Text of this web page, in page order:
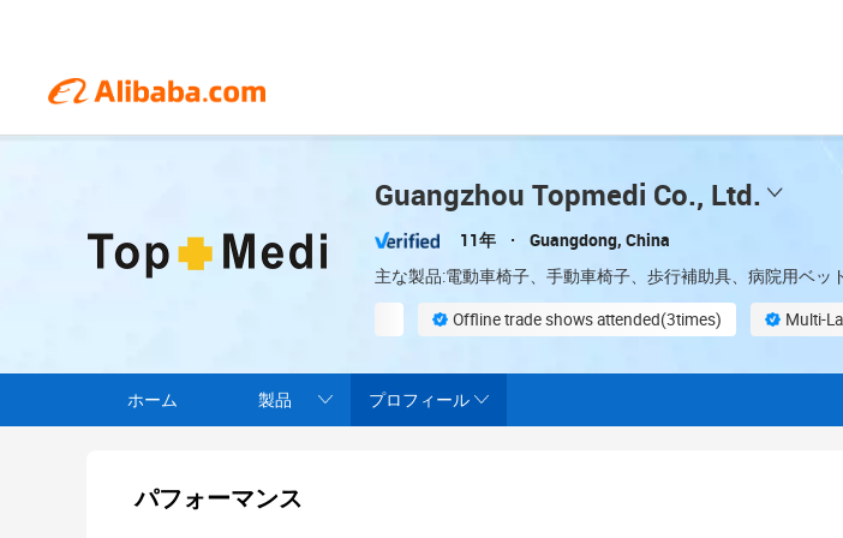
Guangzhou Topmedi Co., Ltd.
11年 Guangdong, China
主な製品:電動車椅子、手動車椅子、歩行補助具、病院用ベッ
Offline trade shows attended(3times)
Multi-
ホーム 製品 プロフィール
パフォーマンス